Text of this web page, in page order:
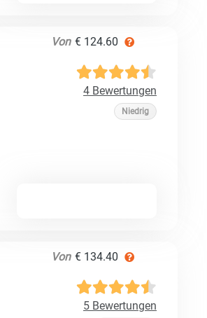
Von € 124.60
4 Bewertungen
Niedrig
Von € 134.40
5 Bewertungen